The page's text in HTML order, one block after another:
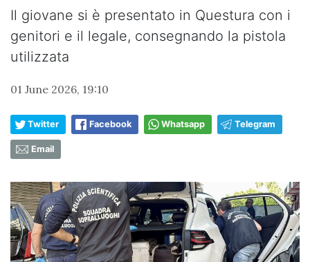
Il giovane si è presentato in Questura con i
genitori e il legale, consegnando la pistola
utilizzata
01 June 2026, 19:10
Twitter Facebook Whatsapp Telegram
Email